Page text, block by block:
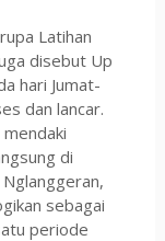
Latihan
disebut Up
hari Jumat-
dan lancar.
di
sebagai
periode